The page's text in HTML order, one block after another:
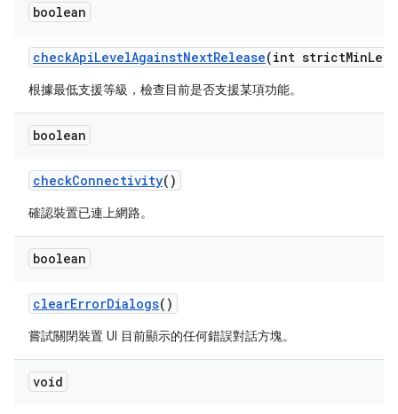
boolean
checkApiLevelAgainstNextRelease(int strictMin
根據最低支援等級，檢查目前是否支援某項功能。
boolean
checkConnectivity()
確認裝置已連上網路。
boolean
clearErrorDialogs()
嘗試關閉裝置 UI 目前顯示的任何錯誤對話方塊。
void